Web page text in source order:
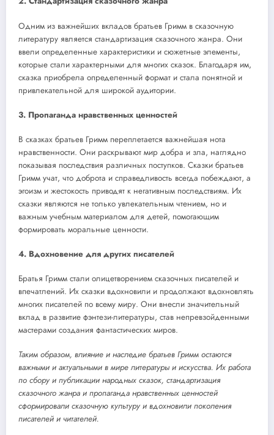
Одним из важнейших вкладов братьев Гримм в сказочную
литературу является стандартизация сказочного жанра. Они
ввели определенные характеристики и сюжетные элементы,
которые стали характерными для многих сказок. Благодаря им,
сказка приобрела определенный формат и стала понятной и
привлекательной для широкой аудитории.
3. Пропаганда нравственных ценностей
В сказках братьев Гримм переплетается важнейшая нота
нравственности. Они раскрывают мир добра и зла, наглядно
показывая последствия различных поступков. Сказки братьев
Гримм учат, что доброта и справедливость всегда побеждают, а
эгоизм и жестокость приводят к негативным последствиям. Их
сказки являются не только увлекательным чтением, но и
важным учебным материалом для детей, помогающим
формировать моральные ценности.
4. Вдохновение для других писателей
Братья Гримм стали олицетворением сказочных писателей и
впечатлений. Их сказки вдохновили и продолжают вдохновлять
многих писателей по всему миру. Они внесли значительный
вклад в развитие фэнтези-литературы, став непревзойденными
мастерами создания фантастических миров.
Таким образом, влияние и наследие братьев Гримм остаются
важными и актуальными в мире литературы и искусства. Их работа
по сбору и публикации народных сказок, стандартизация
сказочного жанра и пропаганда нравственных ценностей
сформировали сказочную культуру и вдохновили поколения
писателей и читателей.